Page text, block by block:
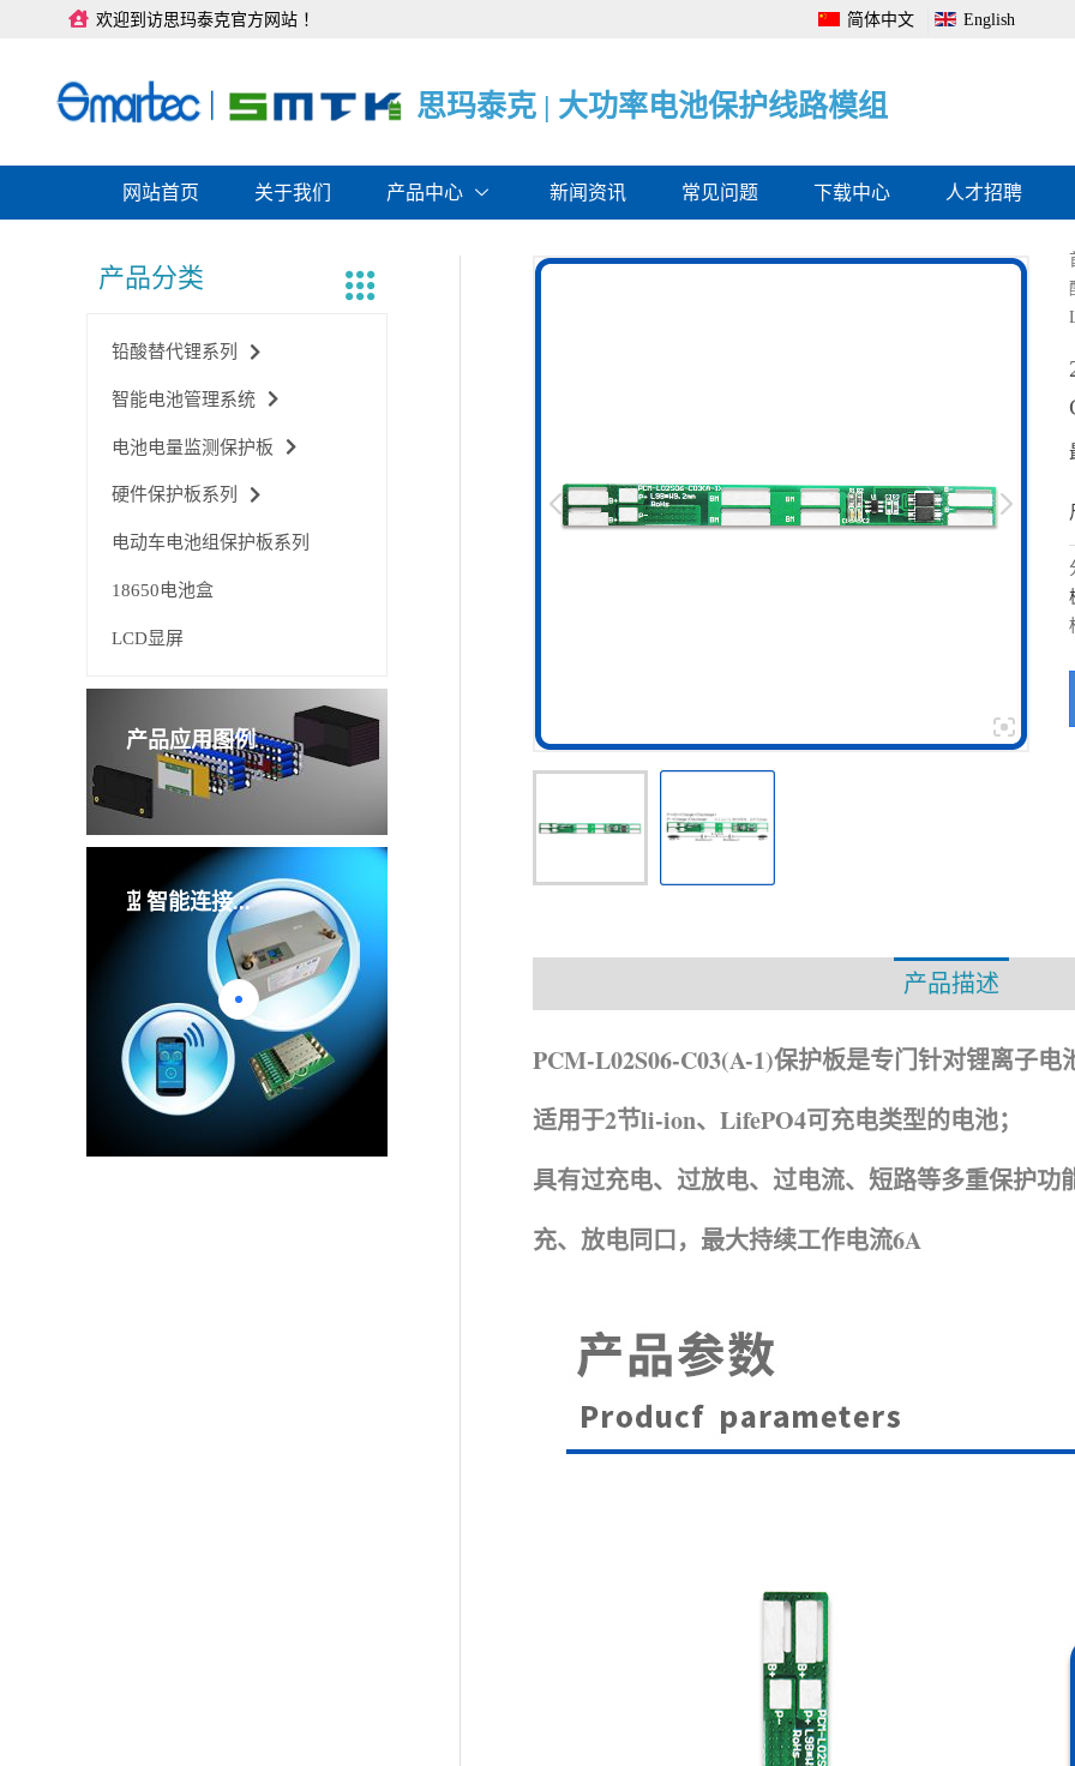
欢迎到访思玛泰克官方网站 ！ 简体中文 English
思玛泰克 | 电池管理系统全面解决方
思玛泰克 | 大功率电池保护线路模组
思玛泰克 | 电池电量监测保护板
网站首页 关于我们 产品中心 新闻资讯 常见问题 下载中心 人才招聘
产品分类
铅酸替代锂系列
智能电池管理系统
电池电量监测保护板
硬件保护板系列
电动车电池组保护板系列
18650电池盒
LCD显屏
产品应用图例
管理板 智能连接...
产品描述
PCM-L02S06-C03(A-1)保护板是专门针对锂离子
适用于2节li-ion、LifePO4可充电类型的电池；
具有过充电、过放电、过电流、短路等多重保护功
充、放电同口，最大持续工作电流6A